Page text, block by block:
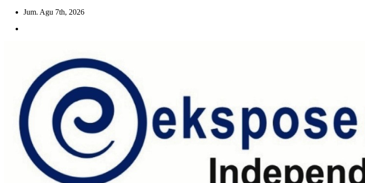
Skip
content
Jum. Agu 7th, 2026